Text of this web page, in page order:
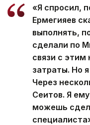
«Я спросил,
Ермегияев
выполнять,
сделали по
связи с этим
затраты. Но
Через
Сеитов. Я
можешь